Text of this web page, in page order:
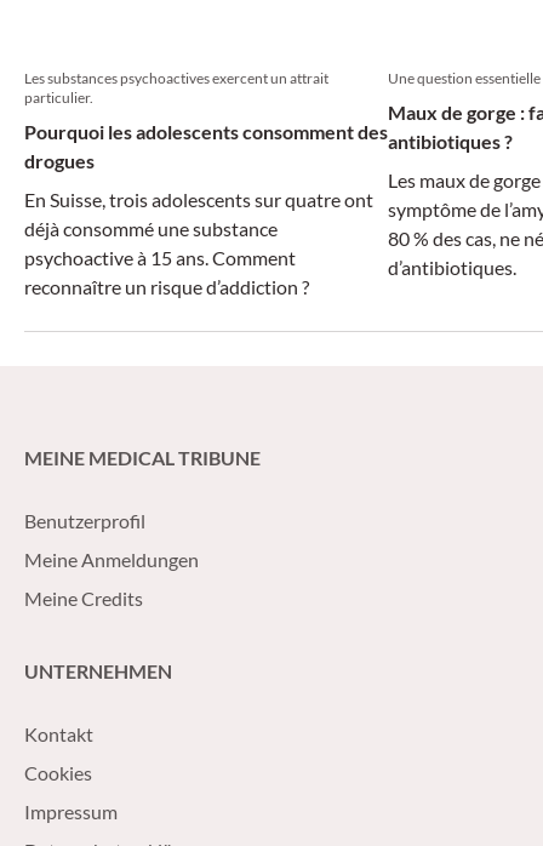
Les substances psychoactives exercent un attrait
particulier.
Pourquoi les adolescents consomment des
drogues
En Suisse, trois adolescents sur quatre ont
déjà consommé une substance
psychoactive à 15 ans. Comment
reconnaître un risque d’addiction ?
Une question essentielle
Maux de gorge :
antibiotiques ?
Les maux de
symptôme de
80 % des cas, ne
d’antibiotiques.
MEINE MEDICAL TRIBUNE
Benutzerprofil
Meine Anmeldungen
Meine Credits
UNTERNEHMEN
Kontakt
Cookies
Impressum